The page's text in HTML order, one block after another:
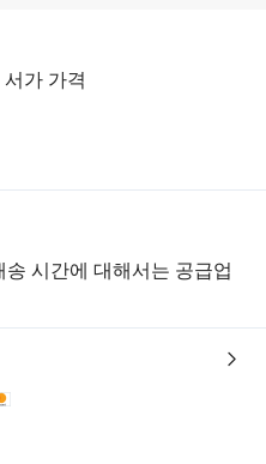
가 가격
송 시간에 대해서는 공급업
송 추적